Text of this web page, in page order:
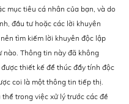
mục tiêu cá nhân của bạn, và do
đầu tư hoặc các lời khuyên
tìm kiếm lời khuyên độc lập
Thông tin này đã không
thiết kế để thúc đẩy tính độc
coi là một thông tin tiếp thị.
trong việc xử lý trước các đề